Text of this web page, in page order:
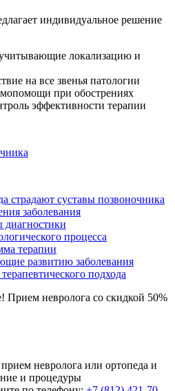
индивидуальное решение
локализацию и
на все звенья патологии
при обострениях
эффективности терапии
страдают суставы позвоночника
заболевания
процесса
терапии
развитию заболевания
подхода
Прием невролога со скидкой 50%
невролога или ортопеда и
и процедуры